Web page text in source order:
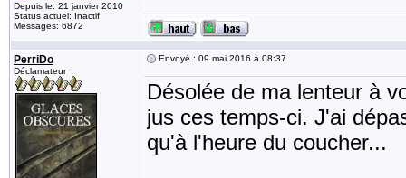
Depuis le: 21 janvier 2010
Status actuel: Inactif
Messages: 6872
PerriDo
Déclamateur
Envoyé : 09 mai 2016 à 08:37
Désolée de ma lenteur à
jus ces temps-ci. J'ai
qu'à l'heure du coucher...